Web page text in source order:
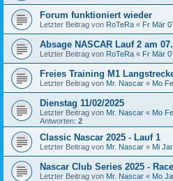
Forum funktioniert wieder
Letzter Beitrag von RoTeRa « Fr Mär
Absage NASCAR Lauf 2 am
Letzter Beitrag von RoTeRa « Fr Mär
Freies Training M1
Letzter Beitrag von Mr. Nascar « Mo
Dienstag 11/02/2025
Letzter Beitrag von Mr. Nascar « Mo
Antworten: 2
Classic Nascar 2025 - Lauf 1
Letzter Beitrag von Mr. Nascar « Mi
Nascar Club Series 2025 -
Letzter Beitrag von Mr. Nascar « Mo